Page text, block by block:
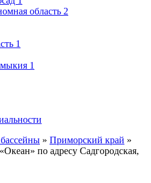
область 2
1
1
» Приморский край »
по адресу Садгородская,